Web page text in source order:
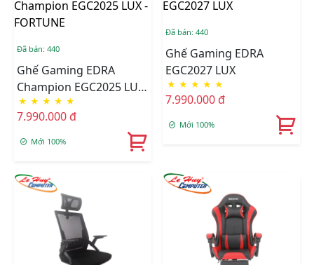
Đã bán: 440
Ghế Gaming EDRA
Champion EGC2025 LUX
- FORTUNE
★ ★ ★ ★ ★
7.990.000 đ
Mới 100%
Đã bán: 440
Ghế Gaming EDRA
EGC2027 LUX
★ ★ ★ ★ ★
7.990.000 đ
Mới 100%